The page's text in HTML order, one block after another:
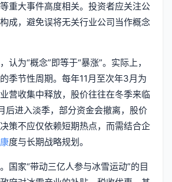
重大事件高度相关。投资者应关注公
成，避免误将无关行业公司当作概念
认为“概念”即等于“暴涨”。实际上，
季节性周期。每年11月至次年3月为
营收集中释放，股价往往在冬季来临
后进入淡季，部分资金会撤离，股价
策不应仅依赖短期热点，而需结合企
度与长期战略规划。
国家“带动三亿人参与冰雪运动”的目